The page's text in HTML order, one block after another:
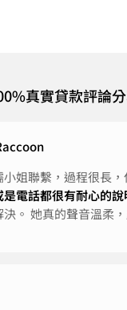
真實貸款評論
姐聯繫，過程很長
是電話都很有耐心的
決。 她真的聲音溫柔